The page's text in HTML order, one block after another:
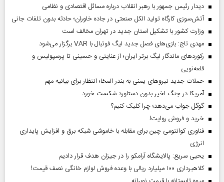
دیدار رئیس‌ جمهور با رهبر انقلاب درباره مسائل اقتصادی و نظامی
آتش‌سوزی کارگاه تولید الکل صنعتی در جاده خاوران؛ حادثه بدون تلفات جانی
وزارت کشور با تشکیل استان جدید در تهران مخالف است
مهدی تاج: بازی‌های فصل جدید لیگ فوتبال با VAR برگزار می‌شود
رکورد‌های ماندگار لیگ برتر ایران؛ از عنایتی و حسینی تا پرسپولیس و
قلعه‌نویی
حملات جدید نیروهای یمنی به بندر المخا؛ انتظار برای بیانیه مهم
آمریکا در جنگ اخیر بدون دستاورد شکست خورد
گوگل جواب می‌دهد؛ چرا کلیک کنیم؟
خرید و فروش روایت!
فناوری کوانتومی چین برای مقابله با خاموشی شبکه برق و افزایش پایداری
انرژی
یحیی سریع: پالایشگاه آرامکو را در جیزان هدف قرار دادیم
کلاهبرداری ۱۰۰ میلیارد ریالی با وعده فروش لوازم خانگی نصف قیمت!